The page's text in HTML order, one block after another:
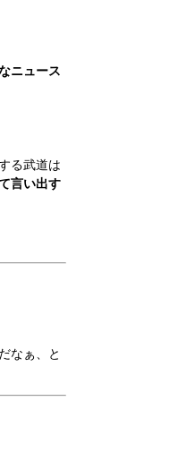
ニュース
る武道は
言い出す
なぁ、と